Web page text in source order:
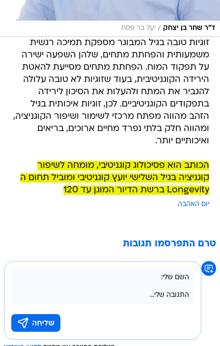
ד"ר שחר בן יצחק / יעל בר פסח
זוגיות טובה בגיל המבוגר מספקת תמיכה רגשית
משמעותית והפחתת מתחים, שלהן השפעה ישירה
על תפקוד המוח. הפחתת מתחים מסייעת להאטת
הירידה הקוגניטיבית, בעוד שזוגיות לא טובה עלולה
להגביר את המתח ולהעלות את הסיכון לירידה
בתפקודים הקוגניטיביים. לכן, זוגיות איכותית בגיל
הזהב מהווה מפתח מרכזי לשימור ושיפור הקוגניציה,
ומהווה חלק בלתי נפרד מחיים ארוכים, בריאים
ואיכותיים יותר.
הכותב הוא פסיכולוג קוגניטיבי, מומחה לשיפור
קוגניציה בגיל השלישי יועץ קוגניטיבי ומוביל תחום ה
Longevity ברשת הדיור המוגן עד 120
יום האהבה
טרם התפרסמו תגובות